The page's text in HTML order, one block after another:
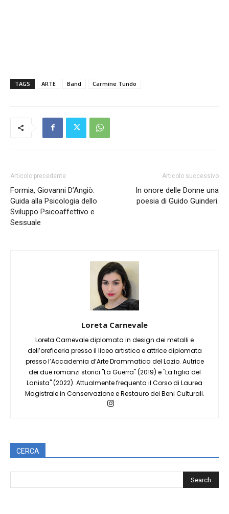
TAGS ARTE Band Carmine Tundo
Articolo precedente
Formia, Giovanni D’Angiò:
Guida alla Psicologia dello
Sviluppo Psicoaffettivo e
Sessuale
Articolo successivo
In onore delle Donne una
poesia di Guido Guinderi.
Loreta Carnevale
Loreta Carnevale diplomata in design dei metalli e
dell’oreficeria presso il liceo artistico e attrice diplomata
presso l’Accademia d’Arte Drammatica del Lazio. Autrice
dei due romanzi storici "La Guerra" (2019) e "La figlia del
Lanista" (2022). Attualmente frequenta il Corso di Laurea
Magistrale in Conservazione e Restauro dei Beni Culturali.
CERCA